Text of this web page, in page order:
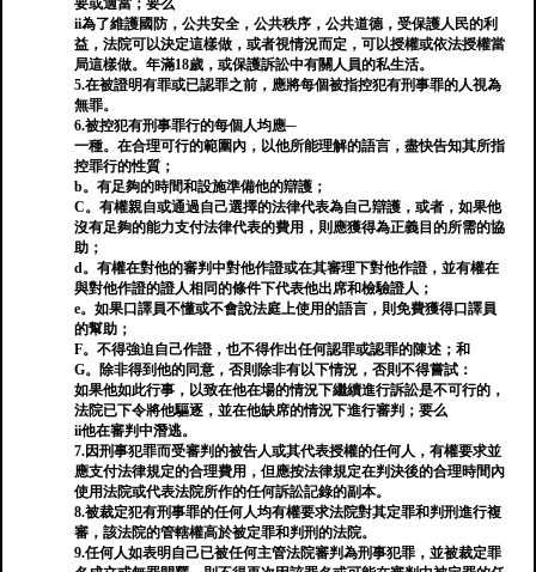
要或適當；要么
ii為了維護國防，公共安全，公共秩序，公共道德，受保護人民的利
益，法院可以決定這樣做，或者視情況而定，可以授權或依法授權當
局這樣做。年滿18歲，或保護訴訟中有關人員的私生活。
5.在被證明有罪或已認罪之前，應將每個被指控犯有刑事罪的人視為
無罪。
6.被控犯有刑事罪行的每個人均應─
一種。在合理可行的範圍內，以他所能理解的語言，盡快告知其所指
控罪行的性質；
b。有足夠的時間和設施準備他的辯護；
C。有權親自或通過自己選擇的法律代表為自己辯護，或者，如果他
沒有足夠的能力支付法律代表的費用，則應獲得為正義目的所需的協
助；
d。有權在對他的審判中對他作證或在其審理下對他作證，並有權在
與對他作證的證人相同的條件下代表他出席和檢驗證人；
e。如果口譯員不懂或不會說法庭上使用的語言，則免費獲得口譯員
的幫助；
F。不得強迫自己作證，也不得作出任何認罪或認罪的陳述；和
G。除非得到他的同意，否則除非有以下情況，否則不得嘗試：
如果他如此行事，以致在他在場的情況下繼續進行訴訟是不可行的，
法院已下令將他驅逐，並在他缺席的情況下進行審判；要么
ii他在審判中潛逃。
7.因刑事犯罪而受審判的被告人或其代表授權的任何人，有權要求並
應支付法律規定的合理費用，但應按法律規定在判決後的合理時間內
使用法院或代表法院所作的任何訴訟記錄的副本。
8.被裁定犯有刑事罪的任何人均有權要求法院對其定罪和判刑進行複
審，該法院的管轄權高於被定罪和判刑的法院。
9.任何人如表明自己已被任何主管法院審判為刑事犯罪，並被裁定罪